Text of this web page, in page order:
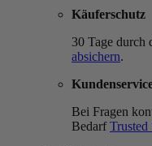
Käuferschutz
30 Tage durch
absichern.
Bei Fragen
BedarfTrusted